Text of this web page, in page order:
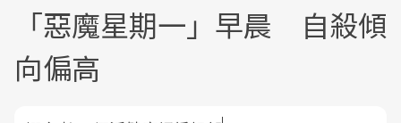
「惡魔星期一」早晨 自殺傾
向偏高